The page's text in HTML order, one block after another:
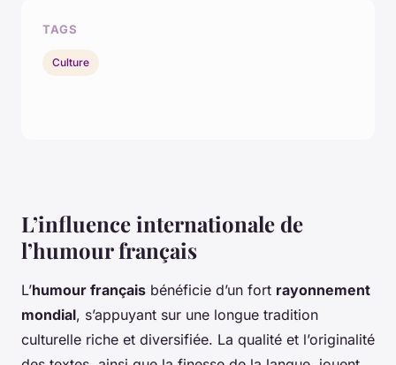
L’influence internationale de
l’humour français
L’humour français bénéficie d’un fort rayonnement
mondial, s’appuyant sur une longue tradition
culturelle riche et diversifiée. La qualité et l’originalité
TAGS
Culture